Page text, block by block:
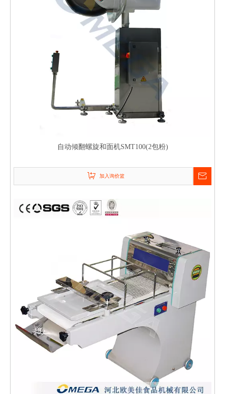
自动倾翻螺旋和面机SMT100(2包粉)
加入询价篮